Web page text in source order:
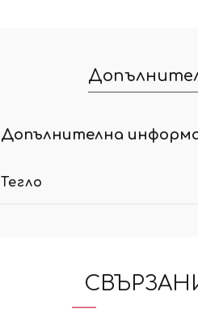
Допълнителна
Тегло